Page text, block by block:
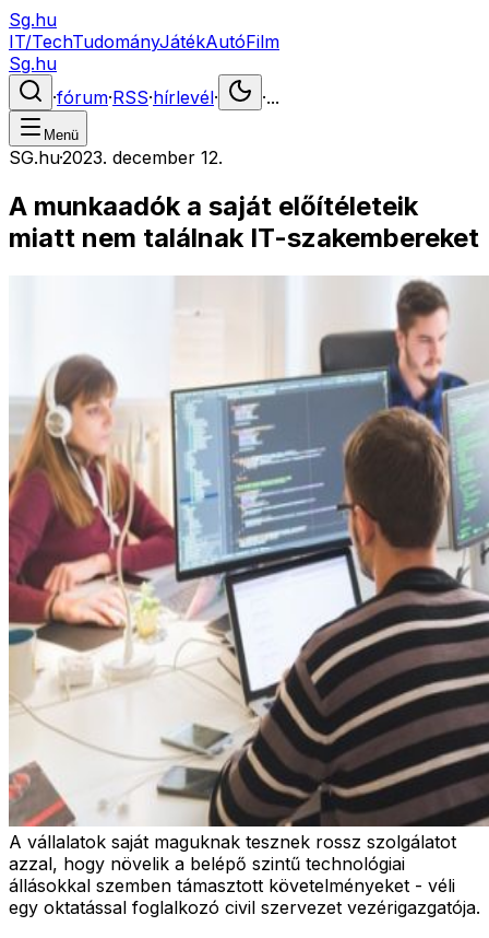
Sg.hu
IT/TechTudományJátékAutóFilm
Sg.hu
·fórum·RSS·hírlevél· ·...
Menü
SG.hu·2023. december 12.
A munkaadók a saját előítéleteik
miatt nem találnak IT-szakembereket
A vállalatok saját maguknak tesznek rossz szolgálatot
azzal, hogy növelik a belépő szintű technológiai
állásokkal szemben támasztott követelményeket - véli
egy oktatással foglalkozó civil szervezet vezérigazgatója.